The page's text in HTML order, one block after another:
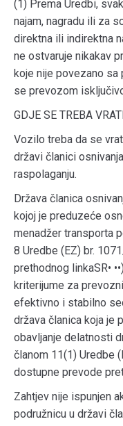
(1) Prema Uredbi,
najam, nagradu ili za
direktna ili indirektna
ne ostvaruje nikakav
koje nije povezano sa
se prevozom
GDJE SE TREBA
Vozilo treba da se
državi članici
raspolaganju.
Država članica
kojoj je preduzeće
menadžer transporta
8 Uredbe (EZ) br.
prethodnog linkaSR•
kriterijume za
efektivno i stabilno
država članica koja je
obavljanje delatnosti
članom 11(1) Uredbe
dostupne prevode
Zahtjev nije ispunjen
podružnicu u državi